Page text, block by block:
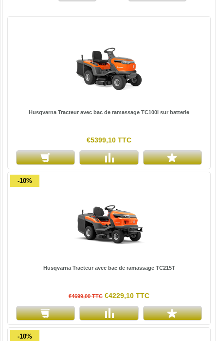
Husqvarna Tracteur avec bac de ramassage TC100I sur batterie
€5399,10 TTC
-10%
Husqvarna Tracteur avec bac de ramassage TC215T
€4699,00 TTC €4229,10 TTC
-10%